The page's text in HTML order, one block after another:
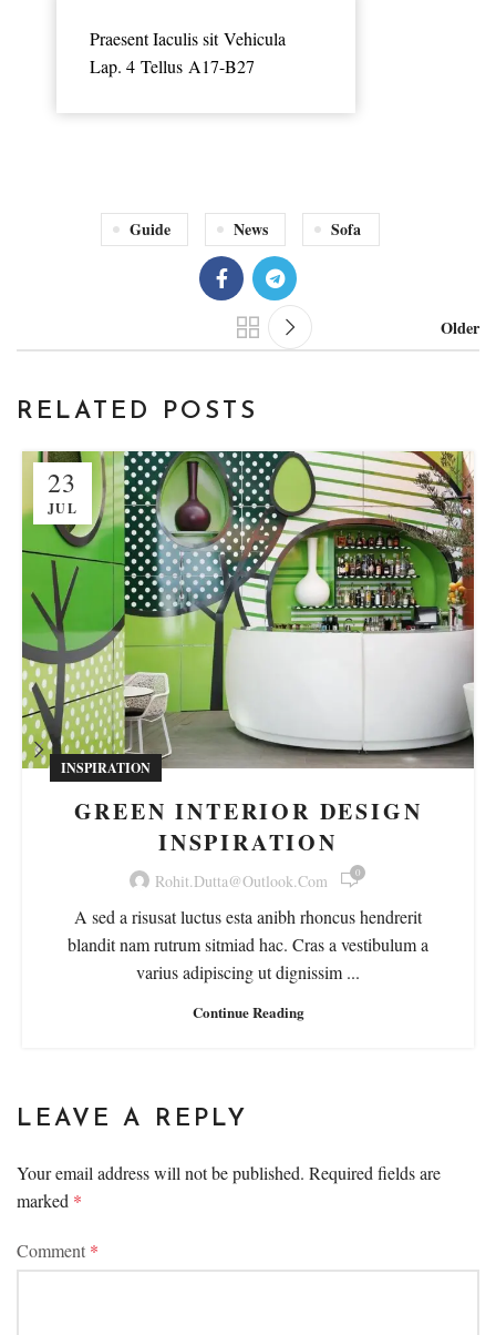
Praesent Iaculis sit Vehicula
Lap. 4 Tellus A17-B27
Guide News Sofa
Older
RELATED POSTS
23
JUL
INSPIRATION
GREEN INTERIOR DESIGN
INSPIRATION
Rohit.dutta@outlook.com 0
A sed a risusat luctus esta anibh rhoncus hendrerit
blandit nam rutrum sitmiad hac. Cras a vestibulum a
varius adipiscing ut dignissim ...
Continue Reading
LEAVE A REPLY
Your email address will not be published. Required fields are
marked *
Comment *